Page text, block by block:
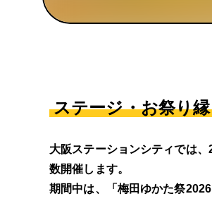
ステージ・お祭り
大阪ステーションシティでは
数開催します。
期間中は、「梅田ゆかた祭